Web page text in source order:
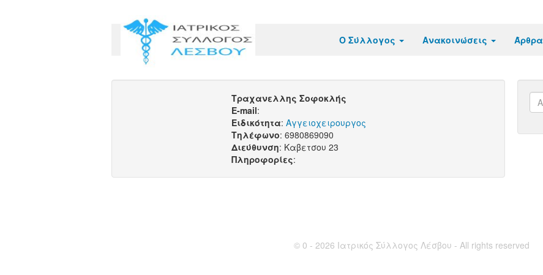
Ο Σύλλογος Ανακοινώσεις Άρθρα
Τραχανελλης Σοφοκλής
E-mail:
Ειδικότητα: Αγγειοχειρουργος
Τηλέφωνο: 6980869090
Διεύθυνση: Καβετσου 23
Πληροφορίες:
© 0 - 2026 Ιατρικός Σύλλογος Λέσβου - All rights reserved